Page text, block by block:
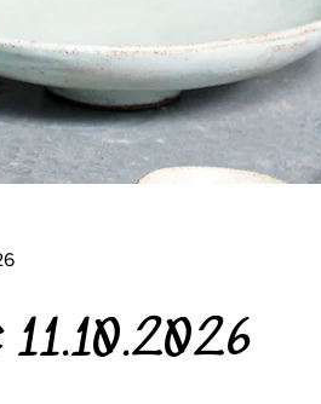
11.10.2026